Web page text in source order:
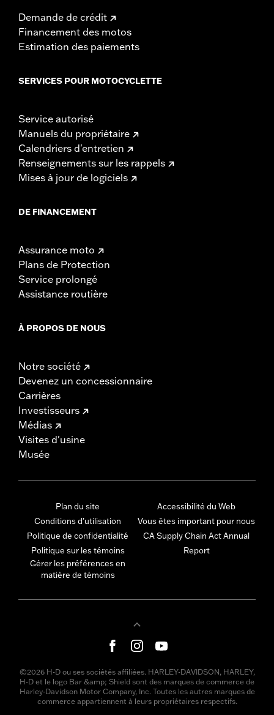
Demande de crédit
Financement des motos
Estimation des paiements
SERVICES POUR MOTOCYCLETTE
Service autorisé
Manuels du propriétaire
Calendriers d'entretien
Renseignements sur les rappels
Mises à jour de logiciels
DE FINANCEMENT
Assurance moto
Plans de Protection
Service prolongé
Assistance routière
À PROPOS DE NOUS
Notre société
Devenez un concessionnaire
Carrières
Investisseurs
Médias
Visites d'usine
Musée
Plan du site
Conditions d'utilisation
Politique de confidentialité
Politique sur les témoins
Gérer les préférences en
matière de témoins
Accessibilité du Web
Vous êtes important pour nous
CA Supply Chain Act Annual
Report
©2026 H-D ou ses sociétés affiliées. HARLEY-DAVIDSON, HARLEY,
H-D et le logo Bar &amp; Shield sont des marques de commerce de
Harley-Davidson Motor Company, Inc. Toutes les autres marques de
commerce appartiennent à leurs propriétaires respectifs.